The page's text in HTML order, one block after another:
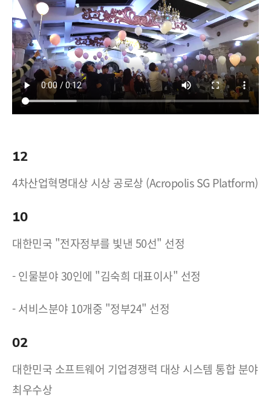
17
12
4차산업혁명대상 시상 공로상 (Acropolis SG Platform)
10
대한민국 "전자정부를 빛낸 50선" 선정
- 인물분야 30인에 "김숙희 대표이사" 선정
- 서비스분야 10개중 "정부24" 선정
02
대한민국 소프트웨어 기업경쟁력 대상 시스템 통합 분야
최우수상